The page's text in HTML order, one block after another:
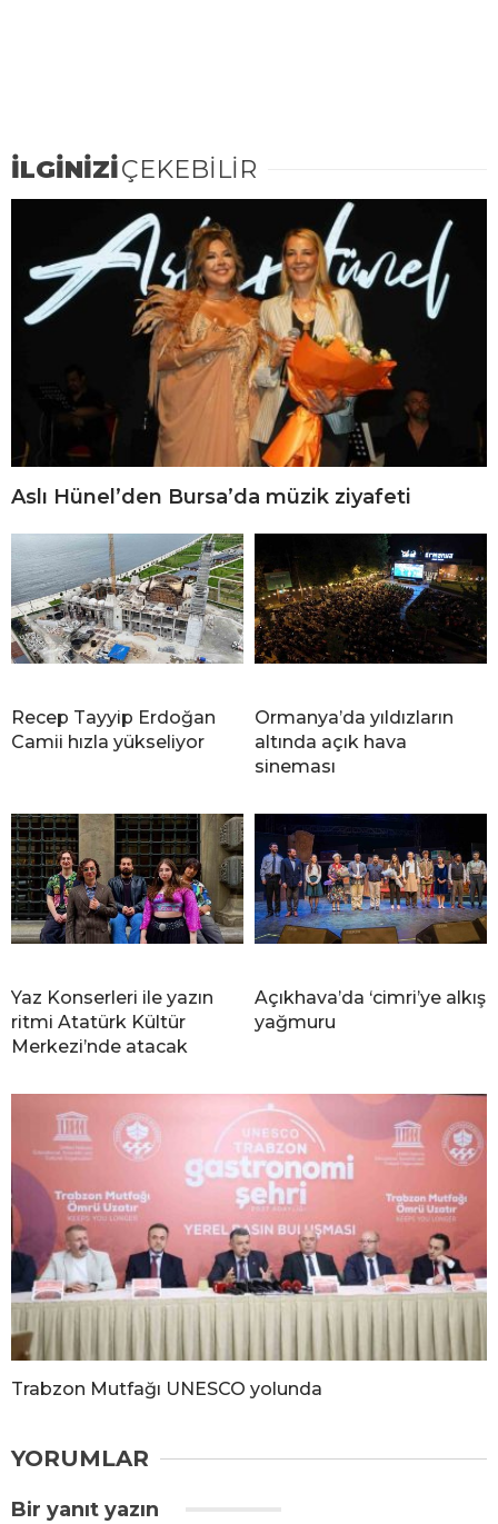
İLGİNİZİÇEKEBİLİR
Aslı Hünel’den Bursa’da müzik ziyafeti
Recep Tayyip Erdoğan
Camii hızla yükseliyor
Ormanya’da yıldızların
altında açık hava
sineması
Yaz Konserleri ile yazın
ritmi Atatürk Kültür
Merkezi’nde atacak
Açıkhava’da ‘cimri’ye alkış
yağmuru
Trabzon Mutfağı UNESCO yolunda
YORUMLAR
Bir yanıt yazın